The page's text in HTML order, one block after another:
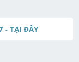
- TẠI ĐÂY